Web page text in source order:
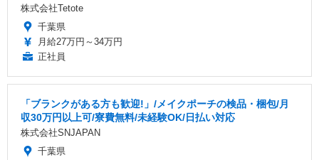
株式会社Tetote
千葉県
月給27万円～34万円
正社員
「ブランクがある方も歓迎!」/メイクポーチの検品・梱包/月
収30万円以上可/寮費無料/未経験OK/日払い対応
株式会社SNJAPAN
千葉県